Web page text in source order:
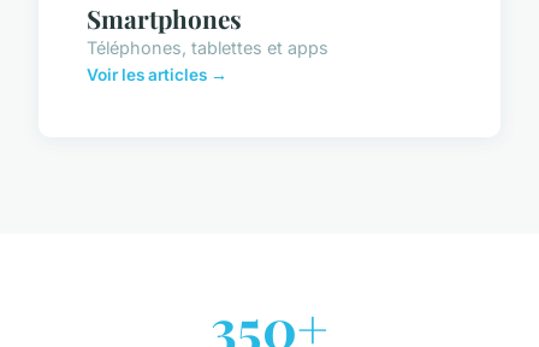
Smartphones
Téléphones, tablettes et apps
Voir les articles →
350+